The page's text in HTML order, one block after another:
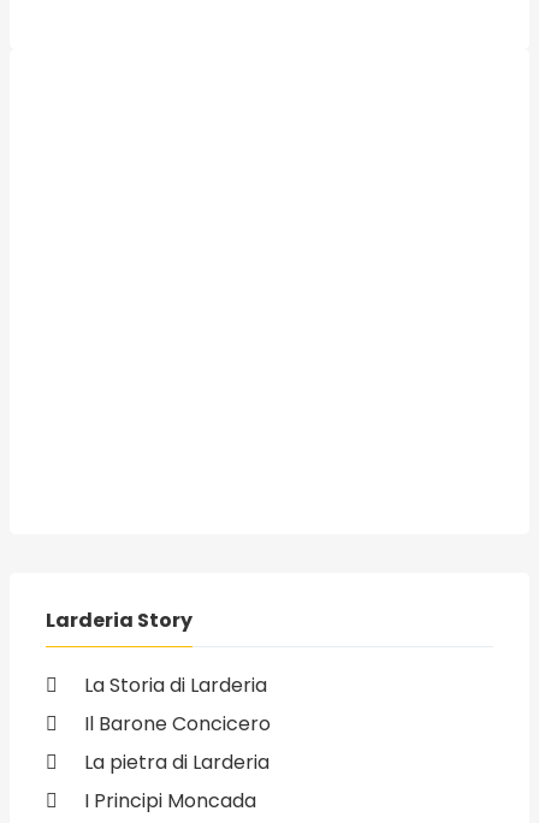
Larderia Story
La Storia di Larderia
Il Barone Concicero
La pietra di Larderia
I Principi Moncada